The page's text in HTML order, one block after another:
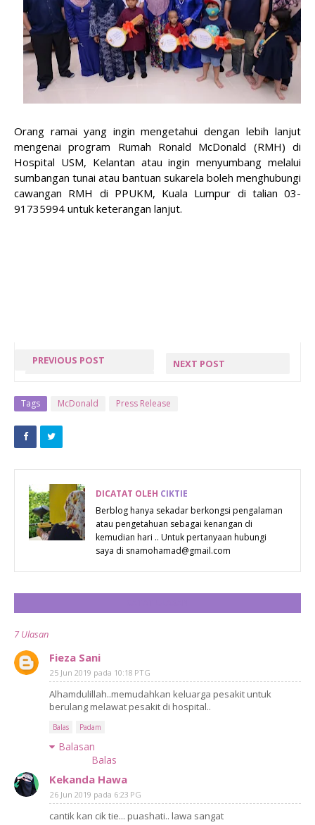
Orang ramai yang ingin mengetahui dengan lebih lanjut
mengenai program Rumah Ronald McDonald (RMH) di
Hospital USM, Kelantan atau ingin menyumbang melalui
sumbangan tunai atau bantuan sukarela boleh menghubungi
cawangan RMH di PPUKM, Kuala Lumpur di talian 03-
91735994 untuk keterangan lanjut.
PREVIOUS POST
HADIAH BUKU
ANTOLOGI
CERPEN DARI
CIK ROXA !
NEXT POST
Tags McDonald Press Release
DICATAT OLEH CIKTIE
Berblog hanya sekadar berkongsi pengalaman
atau pengetahuan sebagai kenangan di
kemudian hari .. Untuk pertanyaan hubungi
saya di snamohamad@gmail.com
7 Ulasan
Fieza Sani
25 Jun 2019 pada 10:18 PTG
Alhamdulillah..memudahkan keluarga pesakit untuk
berulang melawat pesakit di hospital..
Balas Padam
Balasan
Balas
Kekanda Hawa
26 Jun 2019 pada 6:23 PG
cantik kan cik tie... puashati.. lawa sangat